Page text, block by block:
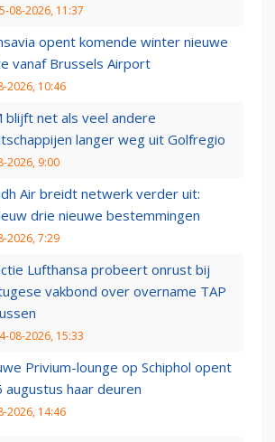
08-2026, 11:37
opent komende winter nieuwe
vanaf Brussels Airport
2026, 10:46
blijft net als veel andere
langer weg uit Golfregio
2026, 9:00
Air breidt netwerk verder uit:
drie nieuwe bestemmingen
2026, 7:29
Lufthansa probeert onrust bij
vakbond over overname TAP
08-2026, 15:33
Privium-lounge op Schiphol opent
augustus haar deuren
2026, 14:46